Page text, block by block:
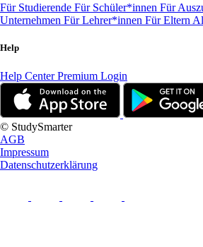
Für Studierende Für Schüler*innen Für
Unternehmen Für Lehrer*innen Für Eltern
Help
Help CenterPremium Login
© StudySmarter
AGB
Impressum
Datenschutzerklärung